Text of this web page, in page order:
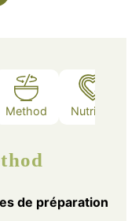
Method Nutrition
de préparation